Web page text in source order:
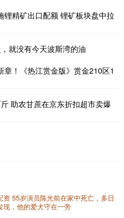
锂精矿出口配额 锂矿板块盘中拉
就没有今天波斯湾的油
章！《热江赏金版》赏金210区1
助农甘蔗在京东折扣超市卖爆
资 55岁演员陈光前在家中死亡，多日
现，他的爱犬守在一旁